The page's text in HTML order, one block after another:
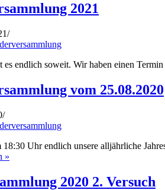
2021
endlich soweit. Wir haben einen
vom 25.08.2020
Uhr endlich unsere alljährliche
»
25.08.2020
2020 2. Versuch